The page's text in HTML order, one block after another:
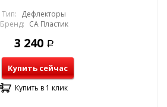
Тип: Дефлекторы
Бренд: СА Пластик
3 240 Р
Купить сейчас
Купить в 1 клик